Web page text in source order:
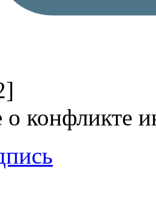
конфликте